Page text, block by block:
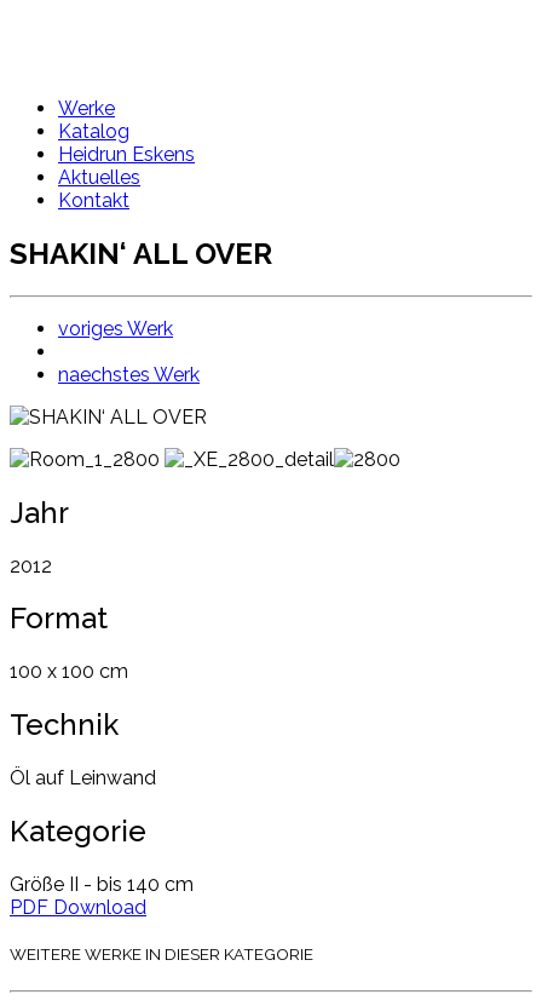
Werke
Katalog
Heidrun Eskens
Aktuelles
Kontakt
SHAKIN‘ ALL OVER
voriges Werk
naechstes Werk
Jahr
2012
Format
100 x 100 cm
Technik
Öl auf Leinwand
Kategorie
Größe II - bis 140 cm
PDF Download
WEITERE WERKE IN DIESER KATEGORIE